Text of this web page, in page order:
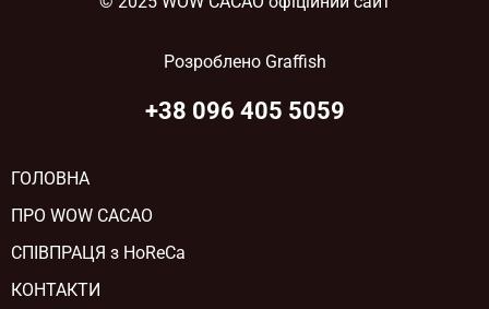
Розроблено Graffish
+38 096 405 5059
ГОЛОВНА
ПРО WOW CACAO
СПІВПРАЦЯ з HoReCa
КОНТАКТИ